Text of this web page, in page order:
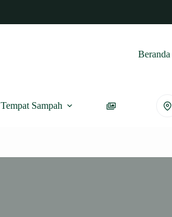
Beranda
Tempat Sampah